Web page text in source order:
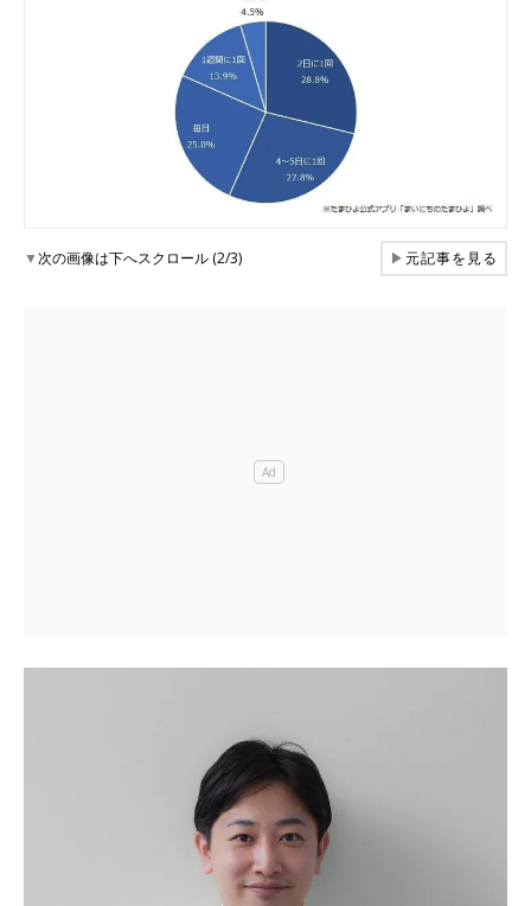
▼次の画像は下へスクロール (2/3) ▶元記事を見る